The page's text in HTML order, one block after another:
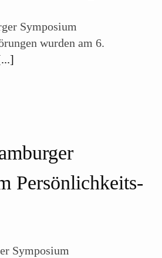
Symposium
wurden am 6.
Persönlichkeits­
Symposium